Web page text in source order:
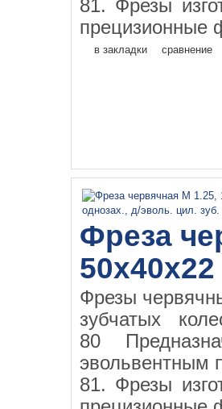
81. Фрезы
прецизионные
в закладки сравнение
Фреза
Фрезы
зубчатых
80
эвольвентным
81. Фрезы